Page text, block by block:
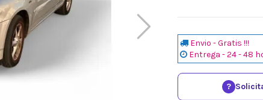
Envio - Gratis !!!
Entrega - 24 - 48
?